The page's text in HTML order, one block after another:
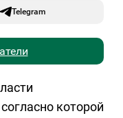
Telegram
которой